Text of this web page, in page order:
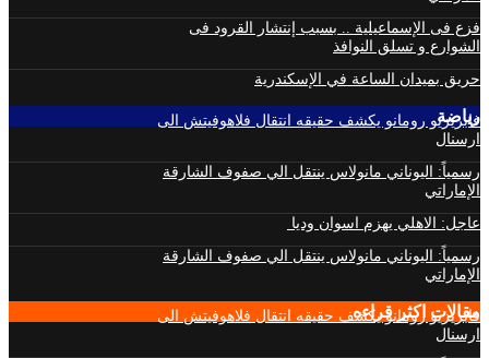
فزع فى الإسماعيلية .. بسبب إنتشار القرود فى
الشوارع و تسلق النوافذ
حريق بميدان الساعة في الإسكندرية
رياضة
فابريزيو رومانو يكشف حقيقه انتقال فلاهوفيتش الى
ارسنال
رسمياً: اليوناني مانولاس ينتقل الي صفوف الشارقة
الإماراتي
عاجل: الاهلي يهزم اسوان وديا
رسمياً: اليوناني مانولاس ينتقل الي صفوف الشارقة
الإماراتي
مقالات اكثر قراءه
فابريزيو رومانو يكشف حقيقه انتقال فلاهوفيتش الى
ارسنال